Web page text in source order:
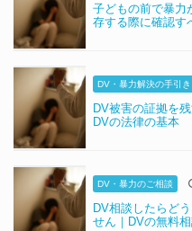
子どもの前で暴力
存する際に確認す
DV・暴力解決の手引き
DV被害の証拠を
DVの法律の基本
DV・暴力のご相談
DV相談したらど
せん｜DVの無料相